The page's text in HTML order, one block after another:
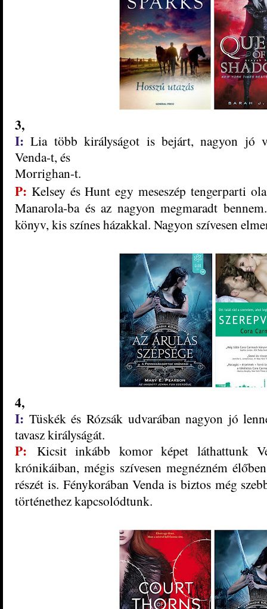
3,
I:Lia több királyságot is bejárt, nagyon jó
Venda-t, és
Morrighan-t.
P: Kelsey és Hunt egy meseszép tengerparti
Manarola-ba és az nagyon megmaradt
könyv, kis színes házakkal. Nagyon szívesen
4,
I: Tüskék és Rózsákudvarában nagyon jó
tavasz királyságát.
P:
Kicsit inkább komor képet láthattunk
krónikáiban, mégis szívesen megnézném
részét is. Fénykorában Venda is biztos még
történethez kapcsolódtunk.